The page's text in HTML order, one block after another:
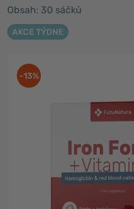
Obsah: 30 sáčků
AKCE TÝDNE
-13%